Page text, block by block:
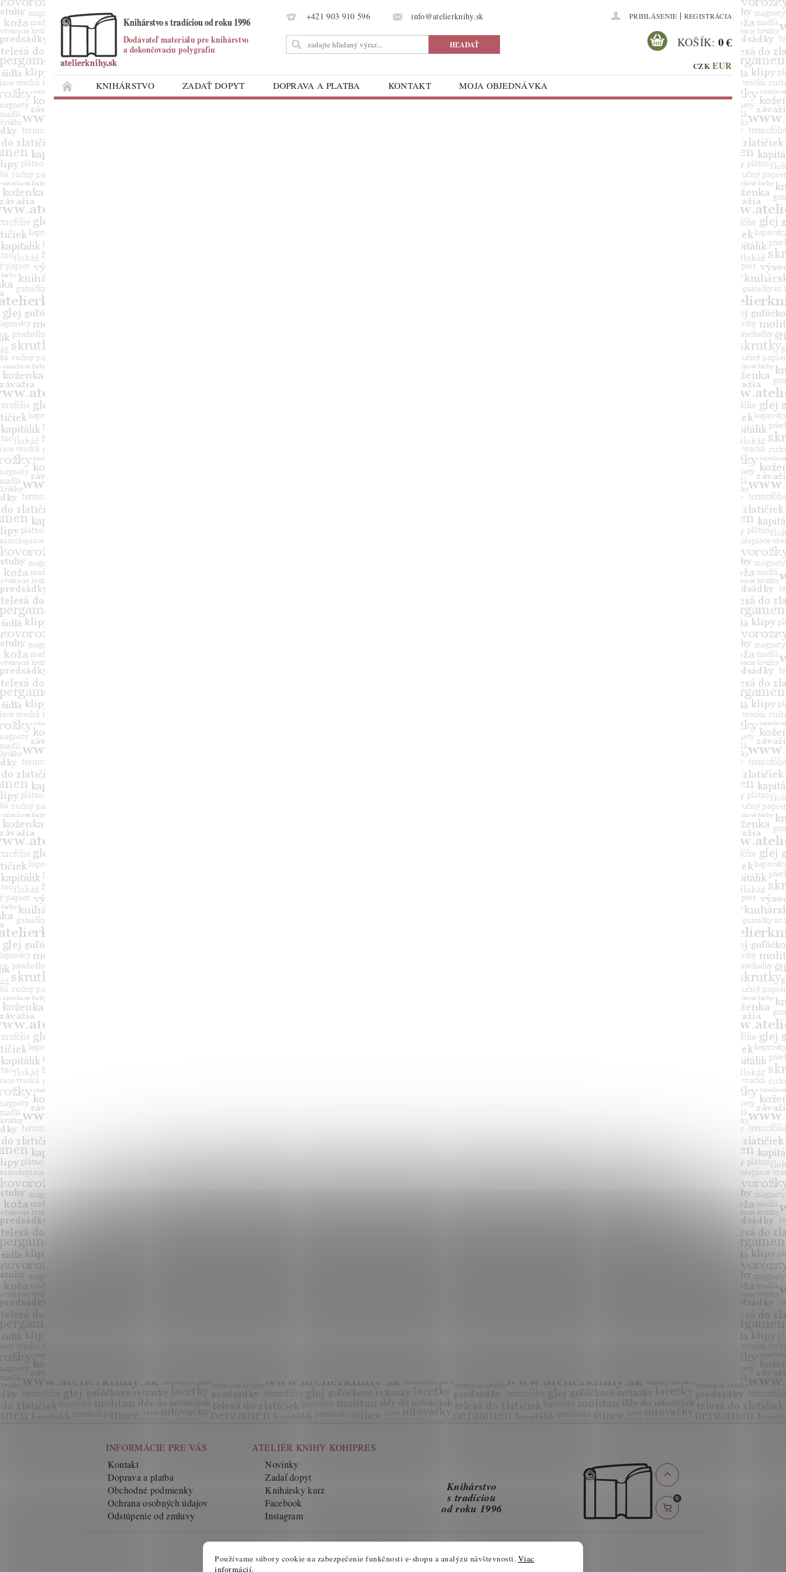
+421 903 910 596 info@atelierknihy.sk PRIHLÁSENIE | REGISTRÁCIA
CZK EUR
KOŠÍK: 0 €
KNIHÁRSTVO ZADAŤ DOPYT DOPRAVA A PLATBA KONTAKT MOJA OBJEDNÁVKA
INFORMÁCIE PRE VÁS
Kontakt
Doprava a platba
Obchodné podmienky
Ochrana osobných údajov
Odstúpenie od zmluvy
ATELIÉR KNIHY KOHIPRES
Novinky
Zadať dopyt
Knihársky kurz
Facebook
Instagram
Knihárstvo
s tradíciou
od roku 1996
0
BEZPEČNÉ ONLINE PLATBY
Používame súbory cookie na zabezpečenie funkčnosti e-shopu a analýzu návštevnosti. Viac
informácií.